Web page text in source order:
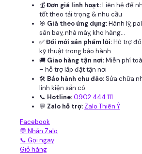
💰Đơn giá linh hoạt:Liên hệ để
tốt theo tải trọng & nhu cầu
🎯 Giá theo ứng dụng:Hành lý,
sân bay, nhà máy, kho hàng...
✅Đổi mới sản phẩm lỗi:Hỗ trợ
kỹ thuật trong bảo hành
🚚 Giao hàng tận nơi:Miễn phí
– hỗ trợ lắp đặt tận nơi
🛠 Bảo hành chu đáo:Sửa chữa
linh kiện sẵn có
📞 Hotline:0902 444 111
💬 Zalo hỗ trợ: Zalo Thiên Ý
Facebook
💬 Nhắn Zalo
📞 Gọi ngay
Giỏ hàng